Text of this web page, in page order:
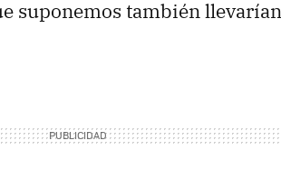
suponemos también llevarían